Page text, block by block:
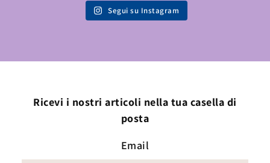
Segui su Instagram
Ricevi i nostri articoli nella tua casella di
posta
Email